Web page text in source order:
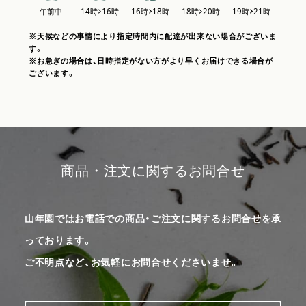
※天候などの事情により指定時間内に配達が出来ない場合がございま
す。
※お急ぎの場合は、日時指定がない方がより早くお届けできる場合が
ございます。
商品・注文に関するお問合せ
山年園ではお電話での商品・ご注文に関するお問合せを承
っております。
ご不明点など、お気軽にお問合せくださいませ。